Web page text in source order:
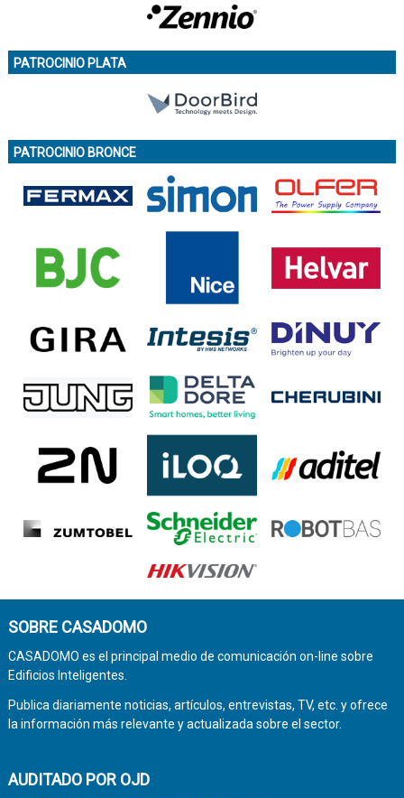
PATROCINIO PLATA
PATROCINIO BRONCE
SOBRE CASADOMO
CASADOMO es el principal medio de comunicación on-line sobre
Edificios Inteligentes.
Publica diariamente noticias, artículos, entrevistas, TV, etc. y ofrece
la información más relevante y actualizada sobre el sector.
AUDITADO POR OJD